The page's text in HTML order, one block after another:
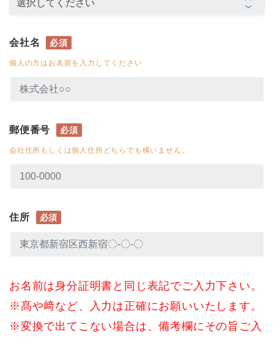
会社名 必須
個人の方はお名前を入力してください
郵便番号 必須
会社住所もしくは個人住所どちらでも構いません。
住所 必須
お名前は身分証明書と同じ表記でご入力下さい。
※髙や﨑など、入力は正確にお願いいたします。
※変換で出てこない場合は、備考欄にその旨ご入